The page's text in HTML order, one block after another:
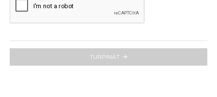
TURPINĀT